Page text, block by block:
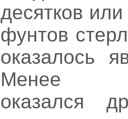
десятков
фунтов
оказалось
Менее
оказался